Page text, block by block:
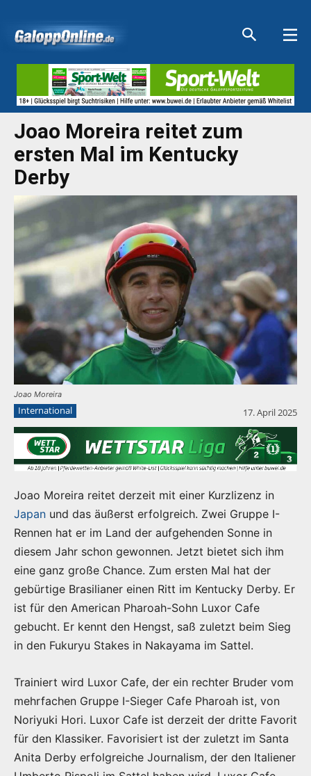
Joao Moreira reitet zum
ersten Mal im Kentucky
Derby
Joao Moreira
International 17. April 2025
Joao Moreira reitet derzeit mit einer Kurzlizenz in
Japan und das äußerst erfolgreich. Zwei Gruppe I-
Rennen hat er im Land der aufgehenden Sonne in
diesem Jahr schon gewonnen. Jetzt bietet sich ihm
eine ganz große Chance. Zum ersten Mal hat der
gebürtige Brasilianer einen Ritt im Kentucky Derby. Er
ist für den American Pharoah-Sohn Luxor Cafe
gebucht. Er kennt den Hengst, saß zuletzt beim Sieg
in den Fukuryu Stakes in Nakayama im Sattel.
Trainiert wird Luxor Cafe, der ein rechter Bruder vom
mehrfachen Gruppe I-Sieger Cafe Pharoah ist, von
Noriyuki Hori. Luxor Cafe ist derzeit der dritte Favorit
für den Klassiker. Favorisiert ist der zuletzt im Santa
Anita Derby erfolgreiche Journalism, der den Italiener